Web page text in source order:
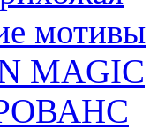
мотивы
MAGIС